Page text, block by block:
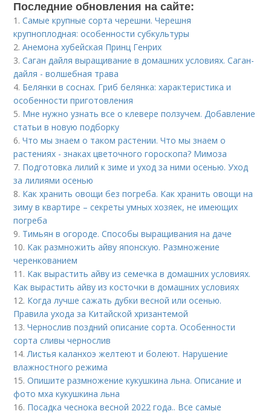
Последние обновления на сайте:
1.Самые крупные сорта черешни. Черешня
крупноплодная: особенности субкультуры
2.Анемона хубейская Принц Генрих
3.Саган дайля выращивание в домашних условиях. Саган-
дайля - волшебная трава
4. Белянки в соснах. Гриб белянка: характеристика и
особенности приготовления
5. Мне нужно узнать все о клевере ползучем. Добавление
статьи в новую подборку
6.Что мы знаем о таком растении. Что мы знаем о
растениях - знаках цветочного гороскопа? Мимоза
7. Подготовка лилий к зиме и уход за ними осенью. Уход
за лилиями осенью
8. Как хранить овощи без погреба. Как хранить овощи на
зиму в квартире – секреты умных хозяек, не имеющих
погреба
9. Тимьян в огороде. Способы выращивания на даче
10. Как размножить айву японскую. Размножение
черенкованием
11. Как вырастить айву из семечка в домашних условиях.
Как вырастить айву из косточки в домашних условиях
12. Когда лучше сажать дубки весной или осенью.
Правила ухода за Китайской хризантемой
13.Чернослив поздний описание сорта. Особенности
сорта сливы чернослив
14.Листья каланхоэ желтеют и болеют. Нарушение
влажностного режима
15.Опишите размножение кукушкина льна. Описание и
фото мха кукушкина льна
16. Посадка чеснока весной 2022 года.. Все самые